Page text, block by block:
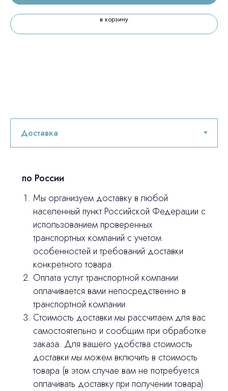
в корзину
по России
Мы организуем доставку в любой
населенный пункт Российской Федерации с
использованием проверенных
транспортных компаний с учетом
особенностей и требований доставки
конкретного товара.
Оплата услуг транспортной компании
оплачивается вами непосредственно в
транспортной компании.
Стоимость доставки мы рассчитаем для вас
самостоятельно и сообщим при обработке
заказа. Для вашего удобства стоимость
доставки мы можем включить в стоимость
товара (в этом случае вам не потребуется
оплачивать доставку при получении товара).
Остались вопросы
оставьте контакты, мы свяжемся и
ответим на все вопросы
© 2024 ЛС Дентал Групп
Главная